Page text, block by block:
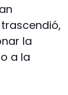
la
a la